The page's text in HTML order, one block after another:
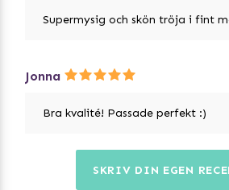
Supermysig och skön tröja i fint
Jonna
Bra kvalité! Passade perfekt :)
SKRIV DIN EGEN